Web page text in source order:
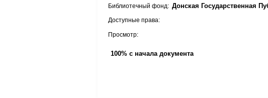
Библиотечный фонд: Донская Государственная
Доступные права:
Просмотр:
100% с начала документа